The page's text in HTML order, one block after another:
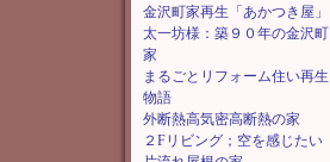
金沢町家再生「あかつき屋」
太一坊様：築９０年の金沢町
家
まるごとリフォーム住い再生
物語
外断熱高気密高断熱の家
２Fリビング；空を感じたい